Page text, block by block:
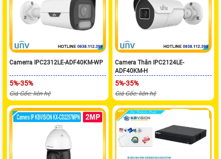
Camerra IPC2312LE-ADF40KM-WP
5%-35%
Giá Gốc: liên hệ
Camera Thân IPC2124LE-
ADF40KM-H
5%-35%
Giá Gốc: liên hệ